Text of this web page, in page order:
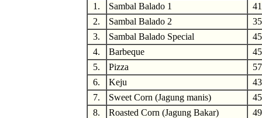
1.
Sambal Balado 1
2.
Sambal Balado 2
3.
Sambal Balado Special
4.
Barbeque
5.
Pizza
6.
Keju
7.
Sweet Corn (Jagung manis)
8.
Roasted Corn (Jagung Bakar)